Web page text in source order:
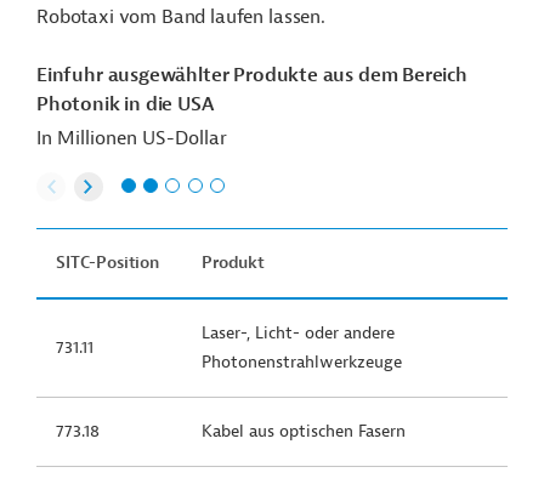
Robotaxi vom Band laufen lassen.
Einfuhr ausgewählter Produkte aus dem Bereich
Photonik in die USA
In Millionen US-Dollar
SITC-Position Produkt
731.11
Laser-, Licht- oder andere
Photonenstrahlwerkzeuge
773.18 Kabel aus optischen Fasern